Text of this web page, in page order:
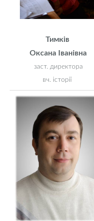
Тимків
Оксана Іванівна
заст. директора
вч. історії